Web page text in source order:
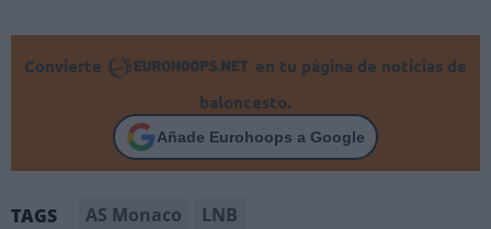
Convierte
en tu página de noticias de
baloncesto.
Añade Eurohoops a Google
TAGS AS Monaco LNB